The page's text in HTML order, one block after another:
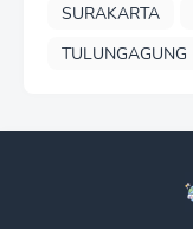
SURAKARTA
TULUNGAGUNG